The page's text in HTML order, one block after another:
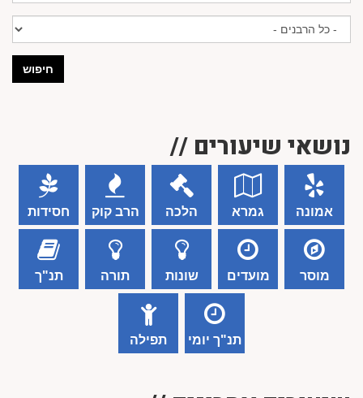
חיפוש
נושאי שיעורים //
אמונה גמרא הלכה הרב קוק חסידות
מוסר מועדים שונות תורה תנ"ך
תנ"ך יומי תפילה